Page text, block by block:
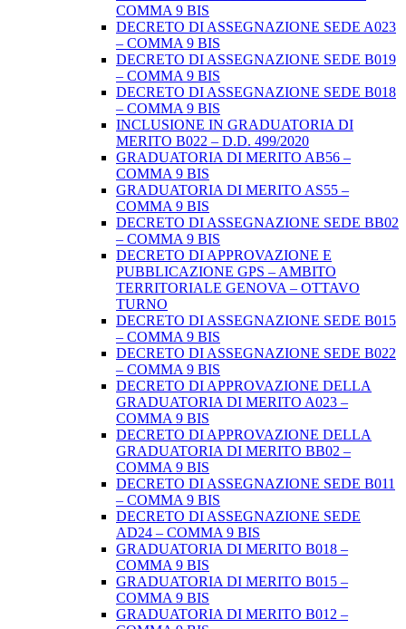
COMMA 9 BIS
DECRETO DI ASSEGNAZIONE SEDE A023
– COMMA 9 BIS
DECRETO DI ASSEGNAZIONE SEDE B019
– COMMA 9 BIS
DECRETO DI ASSEGNAZIONE SEDE B018
– COMMA 9 BIS
INCLUSIONE IN GRADUATORIA DI
MERITO B022 – D.D. 499/2020
GRADUATORIA DI MERITO AB56 –
COMMA 9 BIS
GRADUATORIA DI MERITO AS55 –
COMMA 9 BIS
DECRETO DI ASSEGNAZIONE SEDE BB02
– COMMA 9 BIS
DECRETO DI APPROVAZIONE E
PUBBLICAZIONE GPS – AMBITO
TERRITORIALE GENOVA – OTTAVO
TURNO
DECRETO DI ASSEGNAZIONE SEDE B015
– COMMA 9 BIS
DECRETO DI ASSEGNAZIONE SEDE B022
– COMMA 9 BIS
DECRETO DI APPROVAZIONE DELLA
GRADUATORIA DI MERITO A023 –
COMMA 9 BIS
DECRETO DI APPROVAZIONE DELLA
GRADUATORIA DI MERITO BB02 –
COMMA 9 BIS
DECRETO DI ASSEGNAZIONE SEDE B011
– COMMA 9 BIS
DECRETO DI ASSEGNAZIONE SEDE
AD24 – COMMA 9 BIS
GRADUATORIA DI MERITO B018 –
COMMA 9 BIS
GRADUATORIA DI MERITO B015 –
COMMA 9 BIS
GRADUATORIA DI MERITO B012 –